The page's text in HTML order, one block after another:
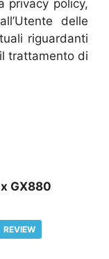
privacy policy,
delle
riguardanti
trattamento di
GX880
REVIEW